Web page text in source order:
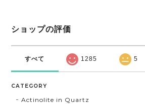
ショップの評価
すべて 1285 5
CATEGORY
Actinolite in Quartz